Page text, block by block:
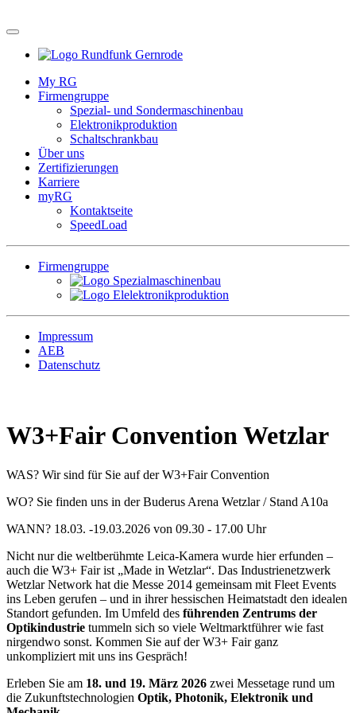
My RG
Firmengruppe
Spezial- und Sondermaschinenbau
Elektronikproduktion
Schaltschrankbau
Über uns
Zertifizierungen
Karriere
myRG
Kontaktseite
SpeedLoad
Firmengruppe
Impressum
AEB
Datenschutz
W3+Fair Convention Wetzlar
WAS? Wir sind für Sie auf der W3+Fair Convention
WO? Sie finden uns in der Buderus Arena Wetzlar / Stand A10a
WANN? 18.03. -19.03.2026 von 09.30 - 17.00 Uhr
Nicht nur die weltberühmte Leica-Kamera wurde hier erfunden –
auch die W3+ Fair ist „Made in Wetzlar“. Das Industrienetzwerk
Wetzlar Network hat die Messe 2014 gemeinsam mit Fleet Events
ins Leben gerufen – und in ihrer hessischen Heimatstadt den idealen
Standort gefunden. Im Umfeld des führenden Zentrums der
Optikindustrie tummeln sich so viele Weltmarktführer wie fast
nirgendwo sonst. Kommen Sie auf der W3+ Fair ganz
unkompliziert mit uns ins Gespräch!
Erleben Sie am 18. und 19. März 2026 zwei Messetage rund um
die Zukunftstechnologien Optik, Photonik, Elektronik und